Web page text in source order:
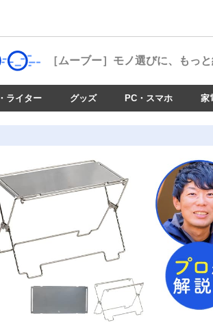
［ムーブー］ モノ選びに、もっと
ライター グッズ PC・スマホ 家